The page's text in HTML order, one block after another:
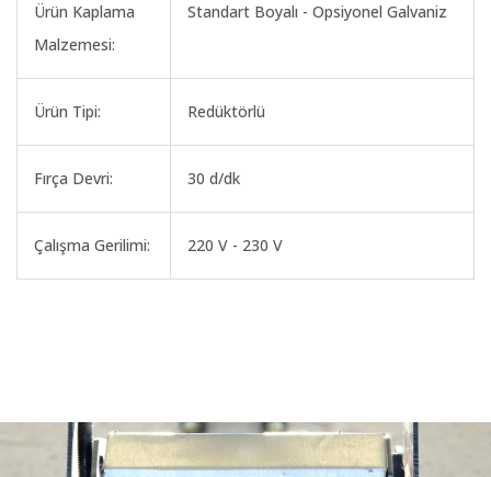
Ürün Kaplama
Malzemesi:
Standart Boyalı - Opsiyonel Galvaniz
Ürün Tipi: Redüktörlü
Fırça Devri: 30 d/dk
Çalışma Gerilimi: 220 V - 230 V